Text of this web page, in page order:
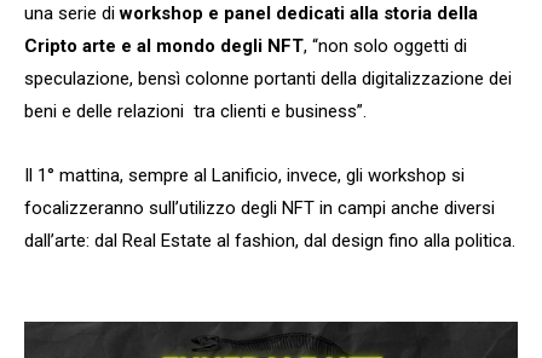
una serie diworkshop e panel dedicati alla storia della
Cripto arte e al mondo degli NFT, “non solo oggetti di
speculazione, bensì colonne portanti della digitalizzazione dei
beni e delle relazioni tra clienti e business”.
Il 1° mattina, sempre al Lanificio, invece, gli workshop si
focalizzeranno sull’utilizzo degli NFT in campi anche diversi
dall’arte: dal Real Estate al fashion, dal design fino alla politica.